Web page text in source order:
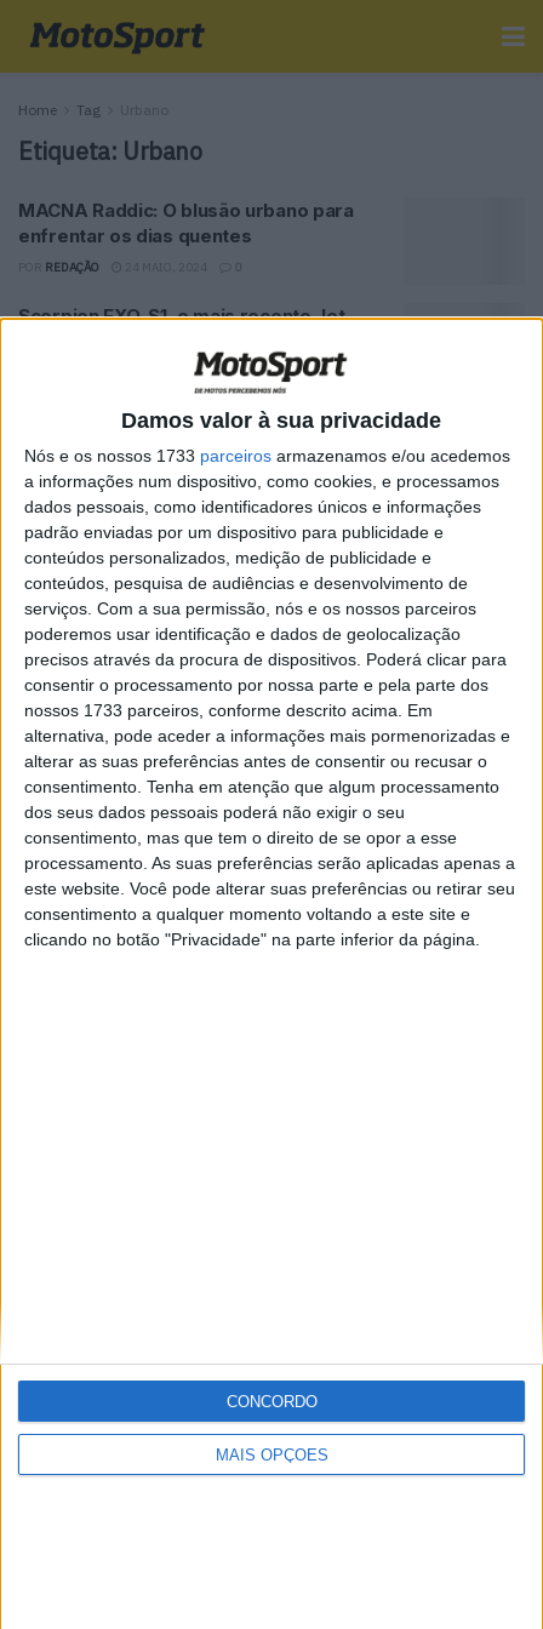
Damos valor à sua privacidade
Nós e os nossos 1733 parceiros armazenamos e/ou acedemos
a informações num dispositivo, como cookies, e processamos
dados pessoais, como identificadores únicos e informações
padrão enviadas por um dispositivo para publicidade e
conteúdos personalizados, medição de publicidade e
conteúdos, pesquisa de audiências e desenvolvimento de
serviços. Com a sua permissão, nós e os nossos parceiros
poderemos usar identificação e dados de geolocalização
precisos através da procura de dispositivos. Poderá clicar para
consentir o processamento por nossa parte e pela parte dos
nossos 1733 parceiros, conforme descrito acima. Em
alternativa, pode aceder a informações mais pormenorizadas e
alterar as suas preferências antes de consentir ou recusar o
consentimento. Tenha em atenção que algum processamento
dos seus dados pessoais poderá não exigir o seu
consentimento, mas que tem o direito de se opor a esse
processamento. As suas preferências serão aplicadas apenas a
este website. Você pode alterar suas preferências ou retirar seu
consentimento a qualquer momento voltando a este site e
clicando no botão "Privacidade" na parte inferior da página.
MAIS OPÇÕES
CONCORDO
Home Tag Urbano
Etiqueta: Urbano
MACNA Raddic: O blusão urbano para
enfrentar os dias quentes
REDAÇÃO 0
Scorpion EXO-S1, o mais recente Jet
13 DEZEMBRO, 2020 0
Tendências Comentários Novidades
MotoGP- Reviravolta com Oliveira na Honda
8 SETEMBRO, 2025
MotoGP: Reviravolta? Miguel Oliveira pode
ter vaga em 2026
28 AGOSTO, 2025
MotoGP: Paolo Campinoti (Pramac) faz
revelações ‘desconfortáveis’ sobre Marc
Márquez
16 OUTUBRO, 2025
MotoGP: Toprak Razgatlioglu ‘muito
superior’ a Miguel Oliveira
29 DEZEMBRO, 2025
Estatuto editorial
Termos e condições
Como anunciar